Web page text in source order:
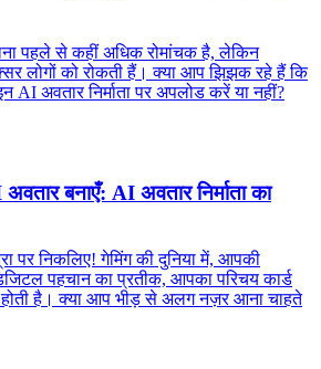
पहले से कहीं अधिक रोमांचक है, लेकिन
लोगों को रोकती हैं। क्या आप झिझक रहे हैं कि
AI अवतार निर्माता पर अपलोड करें या नहीं?
बनाएँ: AI अवतार निर्माता का
पर निकलिए! गेमिंग की दुनिया में, आपकी
पहचान का प्रतीक, आपका परिचय कार्ड
है। क्या आप भीड़ से अलग नज़र आना चाहते